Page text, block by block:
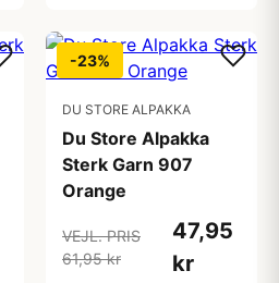
-23%
DU STORE ALPAKKA
Du Store Alpakka
Sterk Garn 907
Orange
VEJL. PRIS
61,95 kr
47,95
kr